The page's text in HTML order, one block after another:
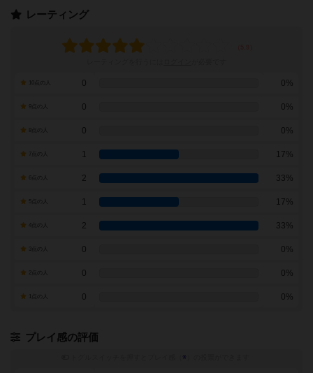
レーティング
0 0%
0 0%
0 0%
7点の人 1 17%
2 33%
1 17%
2 33%
0 0%
0 0%
0 0%
プレイ感の評価
※